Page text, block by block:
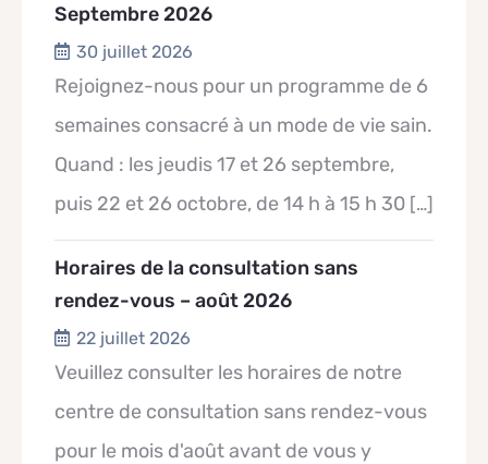
Septembre 2026
30 juillet 2026
Rejoignez-nous pour un programme de 6
semaines consacré à un mode de vie sain.
Quand : les jeudis 17 et 26 septembre,
puis 22 et 26 octobre, de 14 h à 15 h 30 […]
Horaires de la consultation sans
rendez-vous – août 2026
22 juillet 2026
Veuillez consulter les horaires de notre
centre de consultation sans rendez-vous
pour le mois d'août avant de vous y